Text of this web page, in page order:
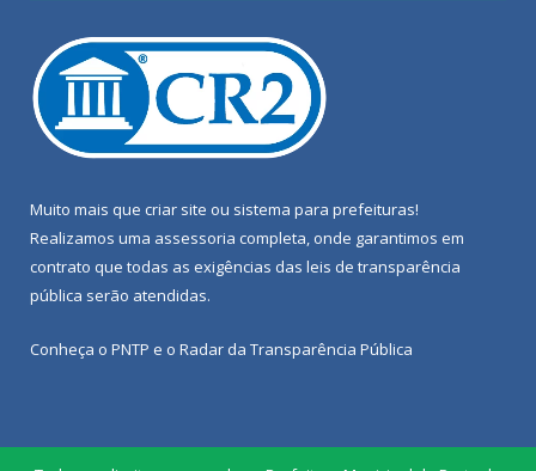
Muito mais que criar site ou sistema para prefeituras!
Realizamos uma assessoria completa, onde garantimos em
contrato que todas as exigências das leis de transparência
pública serão atendidas.
Conheça o PNTP e o Radar da Transparência Pública